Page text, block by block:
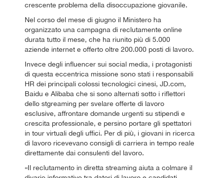
crescente problema della disoccupazione giovanile.
Nel corso del mese di giugno il Ministero ha
organizzato una campagna di reclutamente online
durata tutto il mese, che ha riunito più di 5.000
aziende internet e offerto oltre 200.000 posti di lavoro.
Invece degli influencer sui social media, i protagonisti
di questa eccentrica missione sono stati i responsabili
HR dei principali colossi tecnologici cinesi, JD.com,
Baidu e Alibaba che si sono alternati sotto i riflettori
dello stgreaming per svelare offerte di lavoro
esclusive, affrontare domande urgenti su stipendi e
crescita professionale, e persino portare gli spettatori
in tour virtuali degli uffici. Per di più, i giovani in ricerca
di lavoro ricevevano consigli di carriera in tempo reale
direttamente dai consulenti del lavoro.
«Il reclutamento in diretta streaming aiuta a colmare il